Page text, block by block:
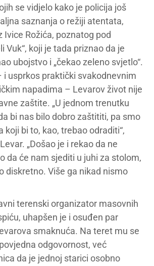
se vidjelo kako je policija još
saznanja o režiji atentata,
Ivice Rožića, poznatog pod
Vuk“, koji je tada priznao da je
ubojstvo i „čekao zeleno svjetlo“.
i usprkos praktički svakodnevnim
napadima – Levarov život nije
zaštite. „U jednom trenutku
bi nas bilo dobro zaštititi, pa smo
koji bi to, kao, trebao odraditi“,
„Došao je i rekao da ne
da će nam sjediti u juhi za stolom,
diskretno. Više ga nikad nismo
terenski organizator masovnih
uhapšen je i osuđen par
smaknuća. Na teret mu se
odgovornost, već
da je jednoj starici osobno